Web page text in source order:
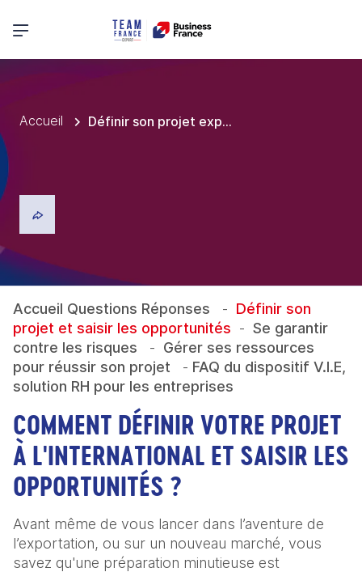
Menu principal
Accueil Définir son projet export et saisir les opportunités
Accueil Questions Réponses - Définir son
projet et saisir les opportunités - Se garantir
contre les risques - Gérer ses ressources
pour réussir son projet - FAQ du dispositif V.I.E,
solution RH pour les entreprises
COMMENT DÉFINIR VOTRE PROJET
À L'INTERNATIONAL ET SAISIR LES
OPPORTUNITÉS ?
Avant même de vous lancer dans l’aventure de
l’exportation, ou sur un nouveau marché, vous
savez qu'une préparation minutieuse est